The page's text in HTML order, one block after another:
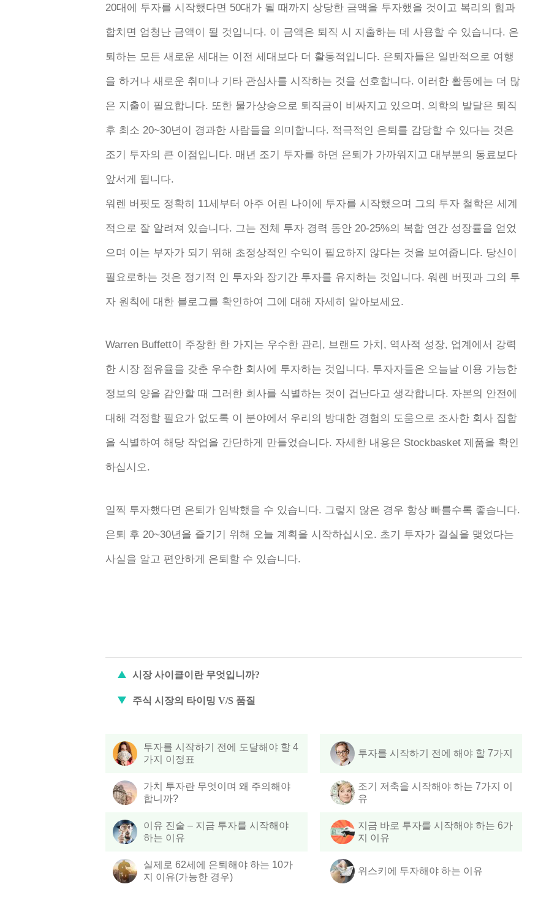
20대에 투자를 시작했다면 50대가 될 때까지 상당한 금액을 투자했을 것이고 복리의 힘과
합치면 엄청난 금액이 될 것입니다. 이 금액은 퇴직 시 지출하는 데 사용할 수 있습니다. 은
퇴하는 모든 새로운 세대는 이전 세대보다 더 활동적입니다. 은퇴자들은 일반적으로 여행
을 하거나 새로운 취미나 기타 관심사를 시작하는 것을 선호합니다. 이러한 활동에는 더 많
은 지출이 필요합니다. 또한 물가상승으로 퇴직금이 비싸지고 있으며, 의학의 발달은 퇴직
후 최소 20~30년이 경과한 사람들을 의미합니다. 적극적인 은퇴를 감당할 수 있다는 것은
조기 투자의 큰 이점입니다. 매년 조기 투자를 하면 은퇴가 가까워지고 대부분의 동료보다
앞서게 됩니다.
워렌 버핏도 정확히 11세부터 아주 어린 나이에 투자를 시작했으며 그의 투자 철학은 세계
적으로 잘 알려져 있습니다. 그는 전체 투자 경력 동안 20-25%의 복합 연간 성장률을 얻었
으며 이는 부자가 되기 위해 초정상적인 수익이 필요하지 않다는 것을 보여줍니다. 당신이
필요로하는 것은 정기적 인 투자와 장기간 투자를 유지하는 것입니다. 워렌 버핏과 그의 투
자 원칙에 대한 블로그를 확인하여 그에 대해 자세히 알아보세요.
Warren Buffett이 주장한 한 가지는 우수한 관리, 브랜드 가치, 역사적 성장, 업계에서 강력
한 시장 점유율을 갖춘 우수한 회사에 투자하는 것입니다. 투자자들은 오늘날 이용 가능한
정보의 양을 감안할 때 그러한 회사를 식별하는 것이 겁난다고 생각합니다. 자본의 안전에
대해 걱정할 필요가 없도록 이 분야에서 우리의 방대한 경험의 도움으로 조사한 회사 집합
을 식별하여 해당 작업을 간단하게 만들었습니다. 자세한 내용은 Stockbasket 제품을 확인
하십시오.
일찍 투자했다면 은퇴가 임박했을 수 있습니다. 그렇지 않은 경우 항상 빠를수록 좋습니다.
은퇴 후 20~30년을 즐기기 위해 오늘 계획을 시작하십시오. 초기 투자가 결실을 맺었다는
사실을 알고 편안하게 은퇴할 수 있습니다.
시장 사이클이란 무엇입니까?
주식 시장의 타이밍 V/S 품질
투자를 시작하기 전에 도달해야 할 4
가지 이정표
가치 투자란 무엇이며 왜 주의해야
합니까?
이유 진술 – 지금 투자를 시작해야
하는 이유
실제로 62세에 은퇴해야 하는 10가
지 이유(가능한 경우)
투자를 시작하기 전에 해야 할 7가지
조기 저축을 시작해야 하는 7가지 이
유
지금 바로 투자를 시작해야 하는 6가
지 이유
위스키에 투자해야 하는 이유